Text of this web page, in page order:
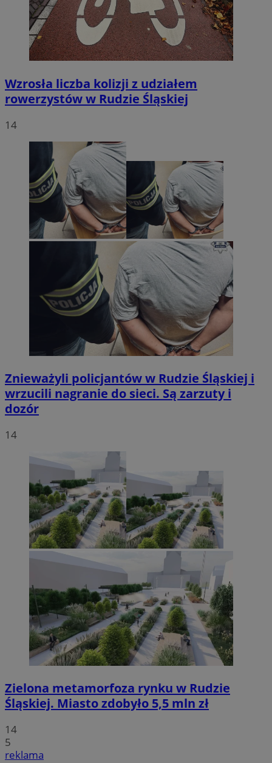
Wzrosła liczba kolizji z udziałem
rowerzystów w Rudzie Śląskiej
14
Znieważyli policjantów w Rudzie Śląskiej i
wrzucili nagranie do sieci. Są zarzuty i
dozór
14
Zielona metamorfoza rynku w Rudzie
Śląskiej. Miasto zdobyło 5,5 mln zł
14
5
reklama